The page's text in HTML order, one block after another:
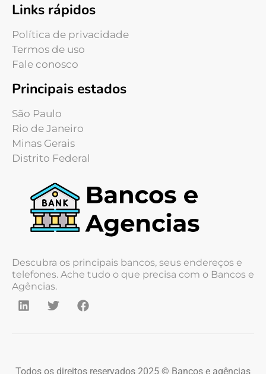
Links rápidos
Política de privacidade
Termos de uso
Fale conosco
Principais estados
São Paulo
Rio de Janeiro
Minas Gerais
Distrito Federal
Descubra os principais bancos, seus endereços e
telefones. Ache tudo o que precisa com o Bancos e
Agências.
Todos os direitos reservados 2025 © Bancos e agências